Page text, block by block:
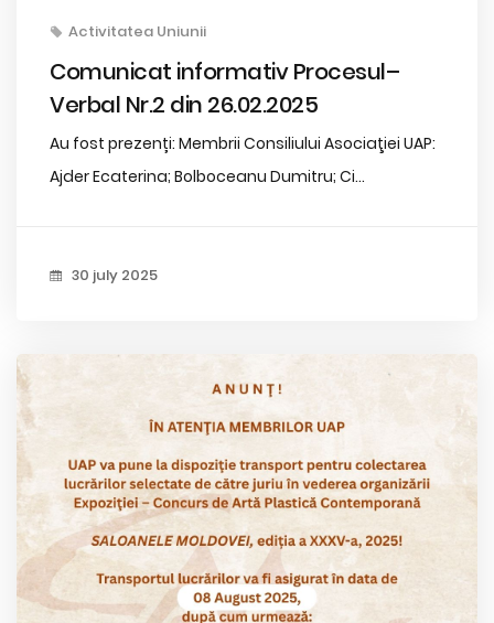
Activitatea Uniunii
Comunicat informativ Procesul–
Verbal Nr.2 din 26.02.2025
Au fost prezenți: Membrii Consiliului Asociaţiei UAP:
Ajder Ecaterina; Bolboceanu Dumitru; Ci...
30 july 2025